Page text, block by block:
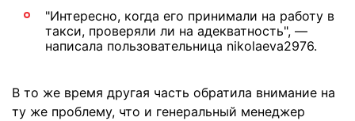
"Интересно, когда его принимали на работу в
такси, проверяли ли на адекватность", —
написала пользовательница nikolaeva2976.
В то же время другая часть обратила внимание на
ту же проблему, что и генеральный менеджер